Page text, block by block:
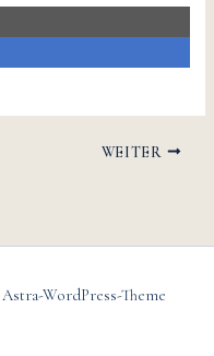
WEITER
Astra-WordPress-Theme